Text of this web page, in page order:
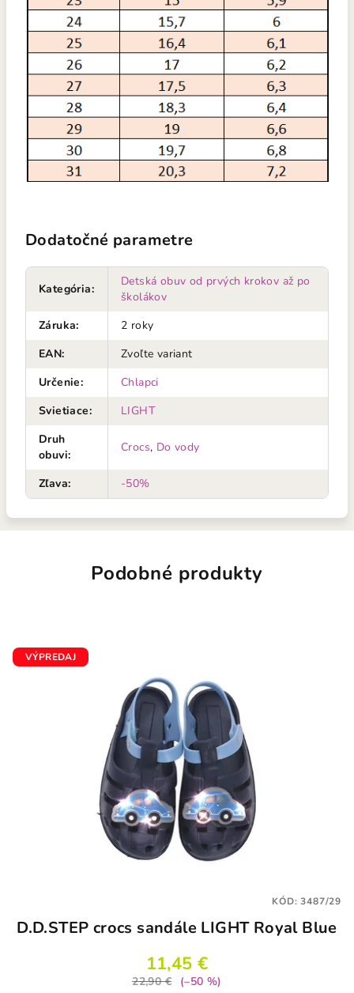
Dodatočné parametre
Kategória:
Detská obuv od prvých krokov až po
školákov
Záruka:
2 roky
EAN:
Zvoľte variant
Určenie:
Chlapci
Svietiace:
LIGHT
Druh
obuvi:
Crocs, Do vody
Zľava: -50%
Podobné produkty
VÝPREDAJ
D.D.STEP crocs sandále LIGHT Royal Blue
11,45 €
22,90 €
(–50 %)
KÓD:3487/29